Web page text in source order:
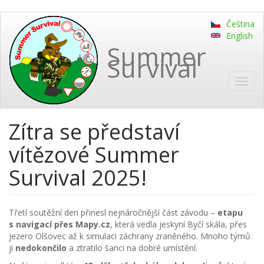
main
content
Summer
Survival
Čeština
English
Zítra se představí
vítězové Summer
Survival 2025!
Třetí soutěžní den přinesl nejnáročnější část závodu – etapu
s navigací přes Mapy.cz, která vedla jeskyní Byčí skála, přes
jezero Olšovec až k simulaci záchrany zraněného. Mnoho týmů
ji nedokončilo a ztratilo šanci na dobré umístění.